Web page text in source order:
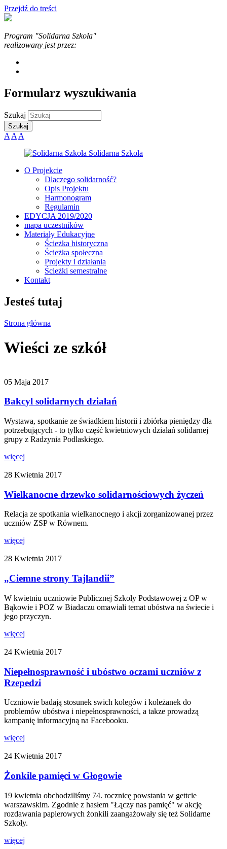
Przejdź do treści
Program "Solidarna Szkoła"
realizowany jest przez:
Formularz wyszukiwania
Szukaj
A A A
O Projekcie
Dlaczego solidarność?
Opis Projektu
Harmonogram
Regulamin
EDYCJA 2019/2020
mapa uczestników
Materiały Edukacyjne
Ścieżka historyczna
Ścieżka społeczna
Projekty i działania
Ścieżki semestralne
Kontakt
Jesteś tutaj
Strona główna
Wieści ze szkół
05 Maja 2017
Bakcyl solidarnych działań
Wystawa, spotkanie ze świadkiem historii i zbiórka pieniędzy dla
potrzebujących - to tylko część kwietniowych działań solidarnej
grupy z Radzynia Podlaskiego.
więcej
28 Kwietnia 2017
Wielkanocne drzewko solidarnościowych życzeń
Relacja ze spotkania wielkanocnego i akcji zorganizowanej przez
uczniów ZSP w Równem.
więcej
28 Kwietnia 2017
„Ciemne strony Tajlandii”
W kwietniu uczniowie Publicznej Szkoły Podstawowej z OP w
Bąkowie i POZ w Biadaczu omawiali temat ubóstwa na świecie i
jego przyczyn.
więcej
24 Kwietnia 2017
Niepełnosprawność i ubóstwo oczami uczniów z
Rzepedzi
Uczniowie badają stosunek swich kolegów i koleżanek do
problemów ubóstwa i niepełnosprawności, a takze prowadzą
kampanię informacyjną na Facebooku.
więcej
24 Kwietnia 2017
Żonkile pamięci w Głogowie
19 kwietnia obchodziliśmy 74. rocznicę powstania w gettcie
warszawskim. Zgodnie z hasłem "Łączy nas pamięć" w akcję
rozdawania papierowych żonkili zaangażowały się też Solidarne
Szkoły.
więcej